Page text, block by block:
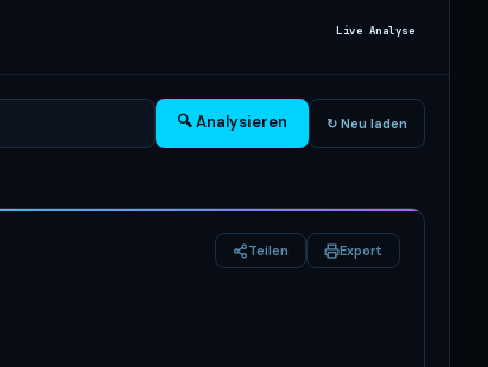
Live Analyse
🔍 Analysieren ↻ Neu laden
Teilen Export